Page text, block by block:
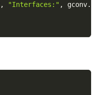
, "Interfaces:" , gconv.